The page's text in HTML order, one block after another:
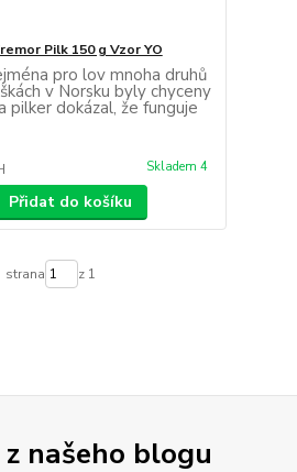
Pilk 150 g Vzor YO
pro lov mnoha druhů
v Norsku byly chyceny
pilker dokázal, že funguje
Skladem 4
Přidat do košíku
strana z 1
našeho blogu